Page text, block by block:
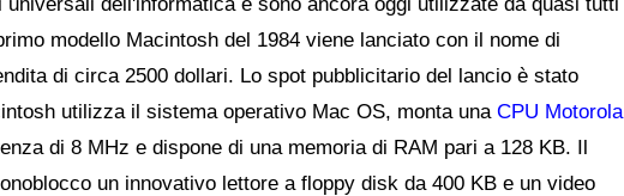
modello Macintosh del 1984 viene lanciato con il nome di
di circa 2500 dollari. Lo spot pubblicitario del lancio è stato
utilizza il sistema operativo Mac OS, monta una CPU Motorola
di 8 MHz e dispone di una memoria di RAM pari a 128 KB. Il
un innovativo lettore a floppy disk da 400 KB e un video